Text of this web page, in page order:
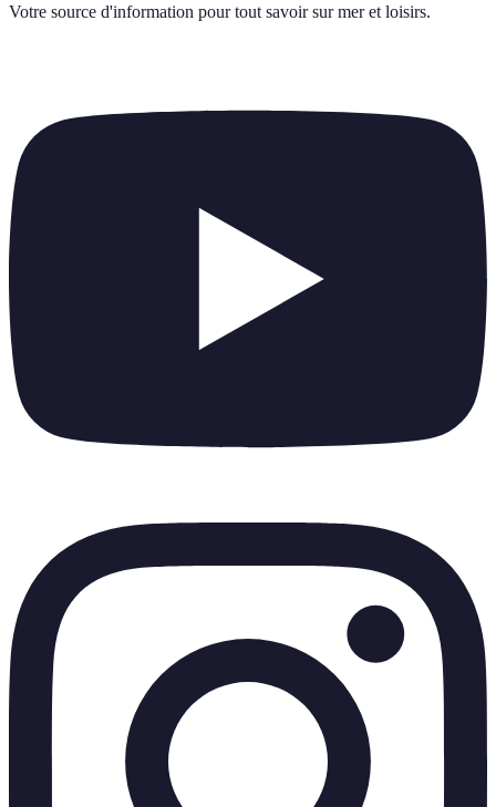
Votre source d'information pour tout savoir sur mer et loisirs.